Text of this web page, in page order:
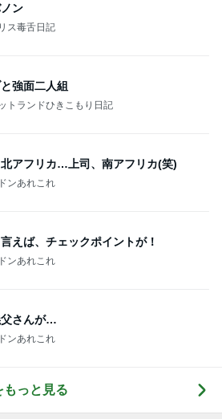
ン
ス毒舌日記
強面二人組
トランドひきこもり日記
アフリカ…上司、南アフリカ(笑)
ンあれこれ
えば、チェックポイントが！
ンあれこれ
父さんが…
ンあれこれ
もっと見る